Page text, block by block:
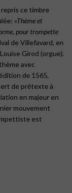
repris ce timbre
«Thème et
pour trompette
de Villefavard, en
Girod (orgue).
avec
de 1565,
de prétexte à
en majeur en
mouvement
est